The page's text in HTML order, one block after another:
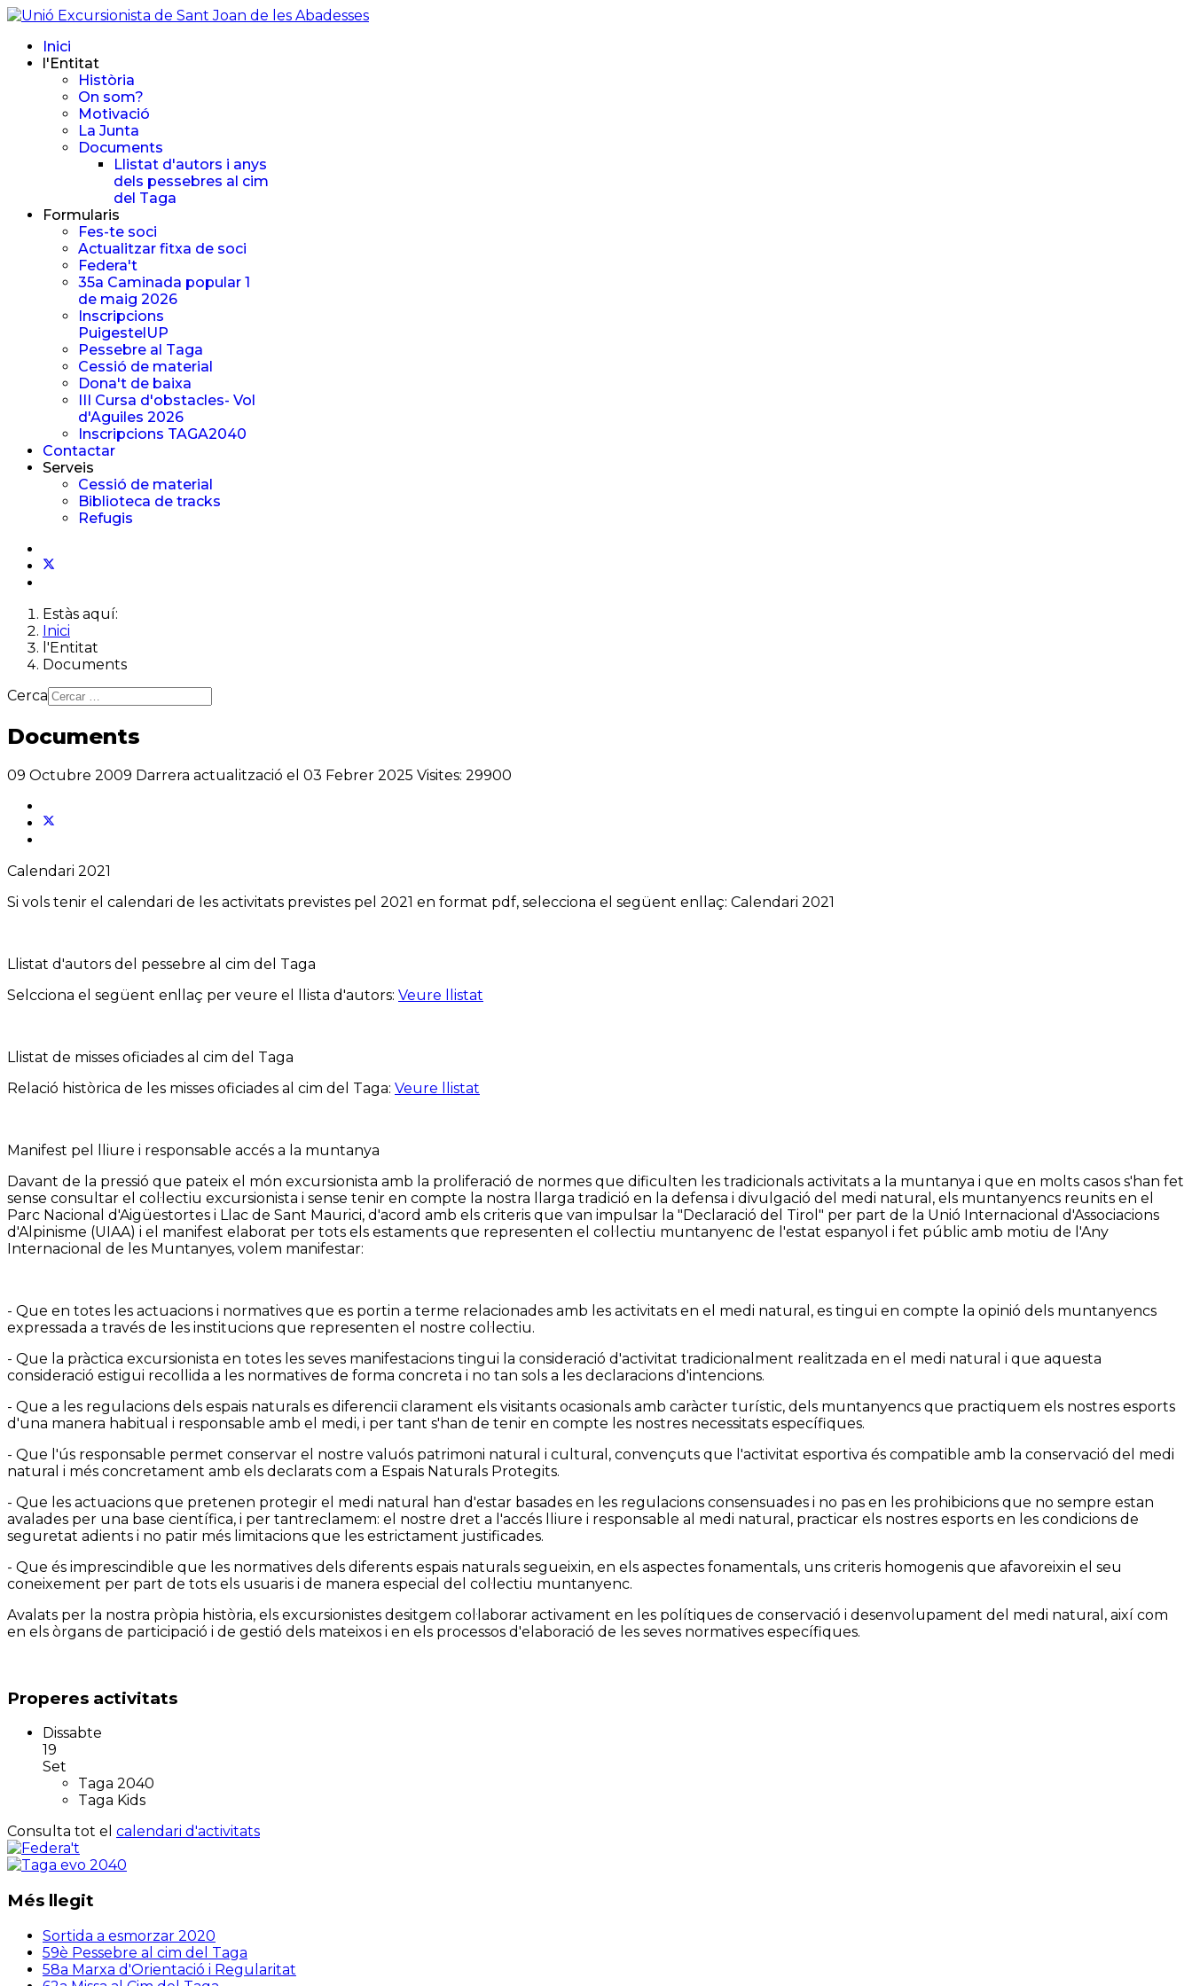
Inici
l'Entitat
Història
On som?
Motivació
La Junta
Documents
Llistat d'autors i anys
dels pessebres al cim
del Taga
Formularis
Fes-te soci
Actualitzar fitxa de soci
Federa't
35a Caminada popular 1
de maig 2026
Inscripcions
PuigestelUP
Pessebre al Taga
Cessió de material
Dona't de baixa
III Cursa d'obstacles- Vol
d'Aguiles 2026
Inscripcions TAGA2040
Contactar
Serveis
Cessió de material
Biblioteca de tracks
Refugis
Estàs aquí:
Inici
l'Entitat
Documents
Cerca
Documents
09 Octubre 2009 Darrera actualització el 03 Febrer 2025 Visites: 29900
Calendari 2021
Si vols tenir el calendari de les activitats previstes pel 2021 en format pdf, selecciona el següent enllaç: Calendari 2021
Llistat d'autors del pessebre al cim del Taga
Selcciona el següent enllaç per veure el llista d'autors: Veure llistat
Llistat de misses oficiades al cim del Taga
Relació històrica de les misses oficiades al cim del Taga: Veure llistat
Manifest pel lliure i responsable accés a la muntanya
Davant de la pressió que pateix el món excursionista amb la proliferació de normes que dificulten les tradicionals activitats a la muntanya i que en molts casos s'han fet
sense consultar el col·lectiu excursionista i sense tenir en compte la nostra llarga tradició en la defensa i divulgació del medi natural, els muntanyencs reunits en el
Parc Nacional d'Aigüestortes i Llac de Sant Maurici, d'acord amb els criteris que van impulsar la "Declaració del Tirol" per part de la Unió Internacional d'Associacions
d'Alpinisme (UIAA) i el manifest elaborat per tots els estaments que representen el col·lectiu muntanyenc de l'estat espanyol i fet públic amb motiu de l'Any
Internacional de les Muntanyes, volem manifestar:
- Que en totes les actuacions i normatives que es portin a terme relacionades amb les activitats en el medi natural, es tingui en compte la opinió dels muntanyencs
expressada a través de les institucions que representen el nostre col·lectiu.
- Que la pràctica excursionista en totes les seves manifestacions tingui la consideració d'activitat tradicionalment realitzada en el medi natural i que aquesta
consideració estigui recollida a les normatives de forma concreta i no tan sols a les declaracions d'intencions.
- Que a les regulacions dels espais naturals es diferenciï clarament els visitants ocasionals amb caràcter turístic, dels muntanyencs que practiquem els nostres esports
d'una manera habitual i responsable amb el medi, i per tant s'han de tenir en compte les nostres necessitats específiques.
- Que l'ús responsable permet conservar el nostre valuós patrimoni natural i cultural, convençuts que l'activitat esportiva és compatible amb la conservació del medi
natural i més concretament amb els declarats com a Espais Naturals Protegits.
- Que les actuacions que pretenen protegir el medi natural han d'estar basades en les regulacions consensuades i no pas en les prohibicions que no sempre estan
avalades per una base científica, i per tantreclamem: el nostre dret a l'accés lliure i responsable al medi natural, practicar els nostres esports en les condicions de
seguretat adients i no patir més limitacions que les estrictament justificades.
- Que és imprescindible que les normatives dels diferents espais naturals segueixin, en els aspectes fonamentals, uns criteris homogenis que afavoreixin el seu
coneixement per part de tots els usuaris i de manera especial del col·lectiu muntanyenc.
Avalats per la nostra pròpia història, els excursionistes desitgem col·laborar activament en les polítiques de conservació i desenvolupament del medi natural, així com
en els òrgans de participació i de gestió dels mateixos i en els processos d'elaboració de les seves normatives específiques.
Properes activitats
Dissabte
19
Set
Taga 2040
Taga Kids
Consulta tot el calendari d'activitats
Més llegit
Sortida a esmorzar 2020
59è Pessebre al cim del Taga
58a Marxa d'Orientació i Regularitat